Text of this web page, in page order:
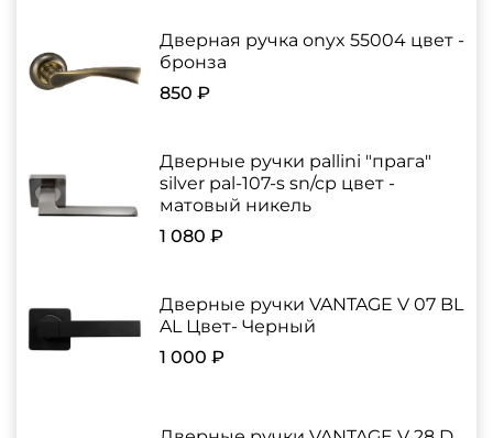
Дверная ручка onyx 55004 цвет -
бронза
850 ₽
Дверные ручки pallini "прага"
silver pal-107-s sn/cp цвет -
матовый никель
1 080 ₽
Дверные ручки VANTAGE V 07 BL
AL Цвет- Черный
1 000 ₽